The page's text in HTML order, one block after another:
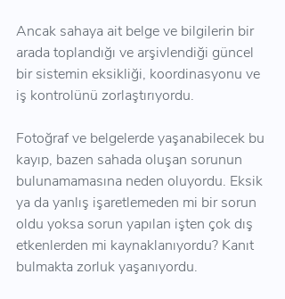
Ancak sahaya ait belge ve bilgilerin bir
arada toplandığı ve arşivlendiği güncel
bir sistemin eksikliği, koordinasyonu ve
iş kontrolünü zorlaştırıyordu.
Fotoğraf ve belgelerde yaşanabilecek bu
kayıp, bazen sahada oluşan sorunun
bulunamamasına neden oluyordu. Eksik
ya da yanlış işaretlemeden mi bir sorun
oldu yoksa sorun yapılan işten çok dış
etkenlerden mi kaynaklanıyordu? Kanıt
bulmakta zorluk yaşanıyordu.